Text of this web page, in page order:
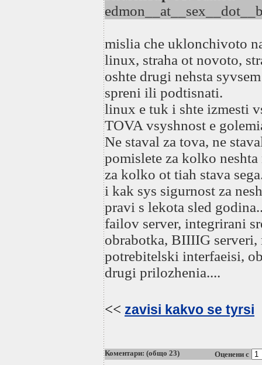
mislia che uklonchivoto
linux, straha ot novoto,
oshte drugi nehsta
spreni ili podtisnati.
linux e tuk i shte izmesti
TOVA vsyshnost e
Ne staval za tova, ne
pomislete za kolko
za kolko ot tiah stava
i kak sys sigurnost za
pravi s lekota sled
failov server, integrirani
obrabotka, BIIIIG
potrebitelski interfaeisi,
drugi prilozhenia....
<< zavisi kakvo se tyrsi
Коментари: (общо 23) Оценени с